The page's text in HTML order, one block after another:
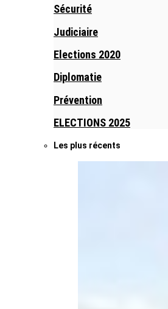
Sécurité
Judiciaire
Elections 2020
Diplomatie
Prévention
ELECTIONS 2025
Les plus récents